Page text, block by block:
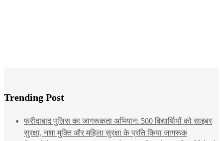
Trending Post
फरीदाबाद पुलिस का जागरूकता अभियान: 500 विद्यार्थियों को साइबर
सुरक्षा, नशा मुक्ति और महिला सुरक्षा के प्रति किया जागरूक